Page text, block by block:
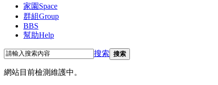
家園 Space
群組Group
BBS
幫助Help
搜索 搜索
網站目前檢測維護中。